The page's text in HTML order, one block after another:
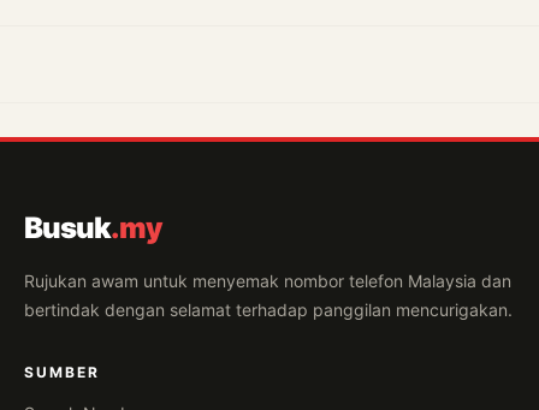
Busuk.my
Rujukan awam untuk menyemak nombor telefon Malaysia dan
bertindak dengan selamat terhadap panggilan mencurigakan.
SUMBER